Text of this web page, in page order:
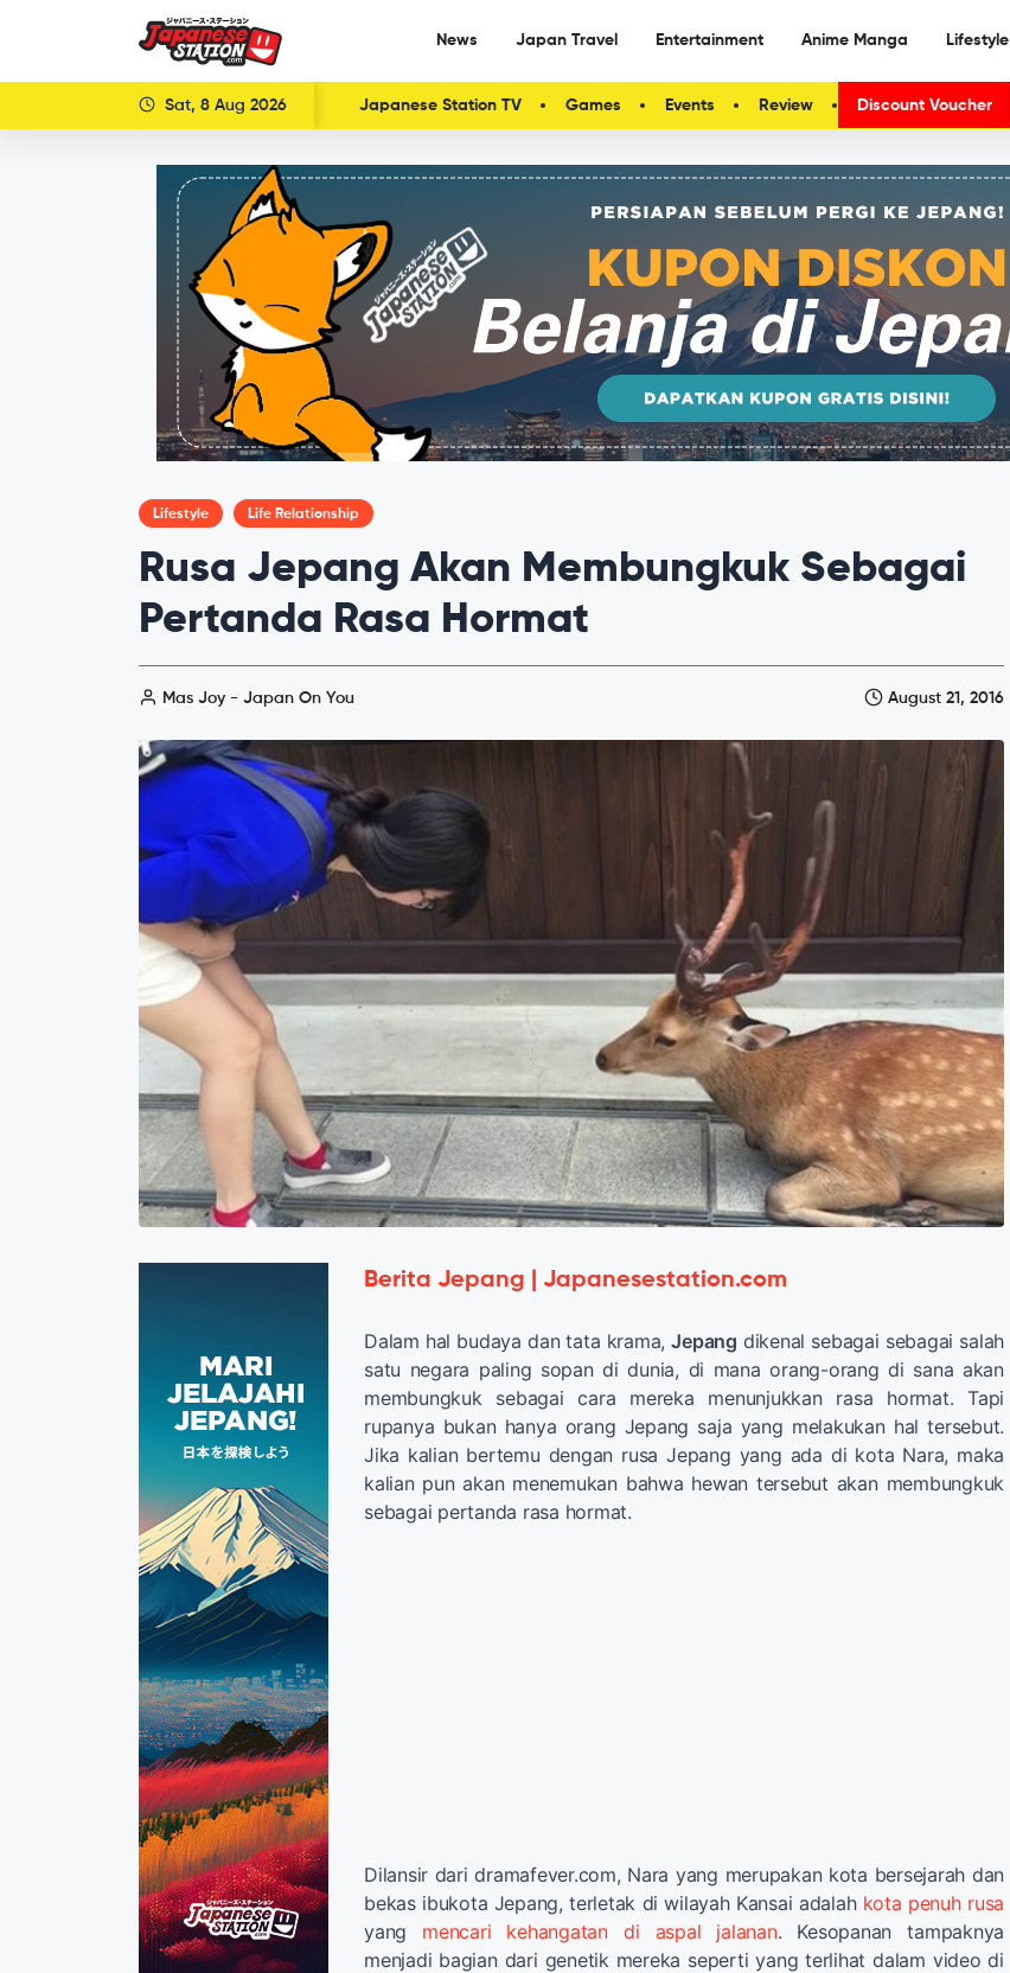
News Japan Travel Entertainment Anime Manga Lifestyle
Sat, 8 Aug 2026 Japanese Station TV Games Events Review Discount Voucher
Lifestyle Life Relationship
Rusa Jepang Akan Membungkuk Sebagai
Pertanda Rasa Hormat
Mas Joy - Japan On You August 21, 2016
Berita Jepang | Japanesestation.com
Dalam hal budaya dan tata krama,Jepang dikenal sebagai sebagai salah
satu negara paling sopan di dunia, di mana orang-orang di sana akan
membungkuk sebagai cara mereka menunjukkan rasa hormat. Tapi
rupanya bukan hanya orang Jepang saja yang melakukan hal tersebut.
Jika kalian bertemu dengan rusa Jepang yang ada di kota Nara, maka
kalian pun akan menemukan bahwa hewan tersebut akan membungkuk
sebagai pertanda rasa hormat.
Dilansir dari dramafever.com, Nara yang merupakan kota bersejarah dan
bekas ibukota Jepang, terletak di wilayah Kansai adalah kota penuh rusa
yang mencari kehangatan di aspal jalanan. Kesopanan tampaknya
menjadi bagian dari genetik mereka seperti yang terlihat dalam video di